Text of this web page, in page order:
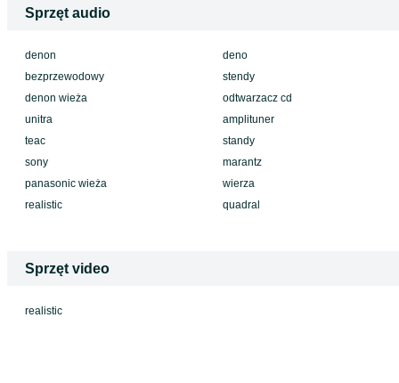
Sprzęt audio
denon
bezprzewodowy
denon wieża
unitra
teac
sony
panasonic wieża
realistic
deno
stendy
odtwarzacz cd
amplituner
standy
marantz
wierza
quadral
Sprzęt video
realistic